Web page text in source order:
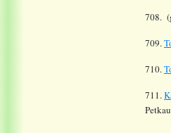
708.
709.
710.
711.